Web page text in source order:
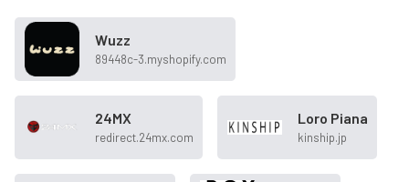
Wuzz
89448c-3.myshopify.com
24MX
redirect.24mx.com
Loro Piana
kinship.jp